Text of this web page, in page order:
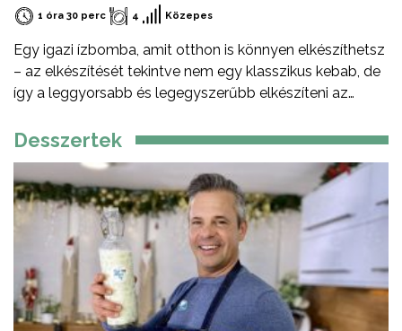
1 óra 30 perc 4 Közepes
Egy igazi ízbomba, amit otthon is könnyen elkészíthetsz
– az elkészítését tekintve nem egy klasszikus kebab, de
így a leggyorsabb és legegyszerűbb elkészíteni az
érdemes bárányhúst választani? Kiváló minőségű,
vitamin-tartalmú. Gazdag íze és lágy textúrája
különlegessé teszi az ételeket. Prémium alapanyag,
amely az egyik legfenntarthatóbb forrásból származik.
Desszertek